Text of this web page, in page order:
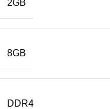
2GB
8GB
DDR4